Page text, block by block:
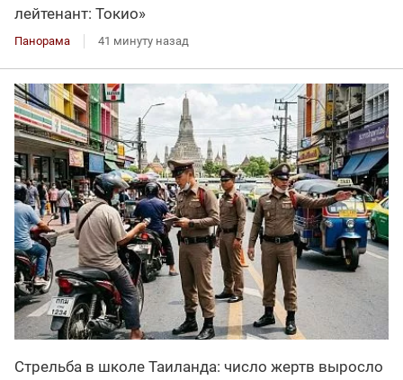
лейтенант: Токио»
Панорама 41 минуту назад
Стрельба в школе Таиланда: число жертв выросло